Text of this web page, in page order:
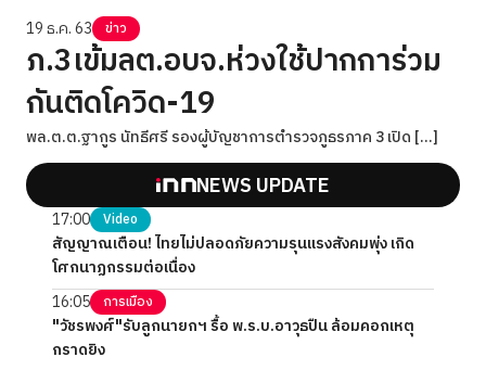
19 ธ.ค. 63 ข่าว
ภ.3เข้มลต.อบจ.ห่วงใช้ปากการ่วม
กันติดโควิด-19
พล.ต.ต.ฐากูร นัทธีศรี รองผู้บัญชาการตำรวจภูธรภาค 3 เปิด […]
NEWS UPDATE
17:00 Video
สัญญาณเตือน! ไทยไม่ปลอดภัยความรุนแรงสังคมพุ่ง เกิด
โศกนาฏกรรมต่อเนื่อง
16:05
การเมือง
"วัชรพงศ์"รับลูกนายกฯ รื้อ พ.ร.บ.อาวุธปืน ล้อมคอกเหตุ
กราดยิง